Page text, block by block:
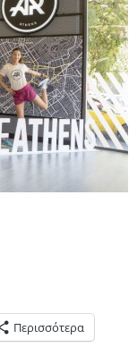
Περισσότερα